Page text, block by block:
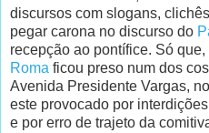
discursos com slogans,
pegar carona no discurso do
recepção ao pontífice. Só
Roma ficou preso num dos
Avenida Presidente Vargas, no
este provocado por
e por erro de trajeto da